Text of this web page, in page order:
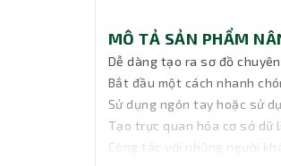
MÔ TẢ SẢN PHẨM
Dễ dàng tạo ra sơ đồ
Bắt đầu một cách nhanh
Sử dụng ngón tay hoặc sử
Tạo trực quan hóa cơ sở dữ
Cộng tác với những người